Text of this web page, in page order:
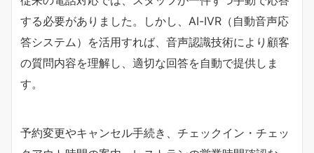
する必要がありました。しかし、AI-IVR（自動音声応
答システム）を活用すれば、音声認識技術により顧客
の質問内容を理解し、適切な回答を自動で提供しま
す。
予約変更やキャンセル手続き、チェックイン・チェッ